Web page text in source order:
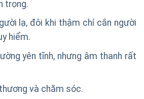
trọng.
lạ, đôi khi thậm chí cắn người
hiểm.
yên tĩnh, nhưng âm thanh rất
và chăm sóc.